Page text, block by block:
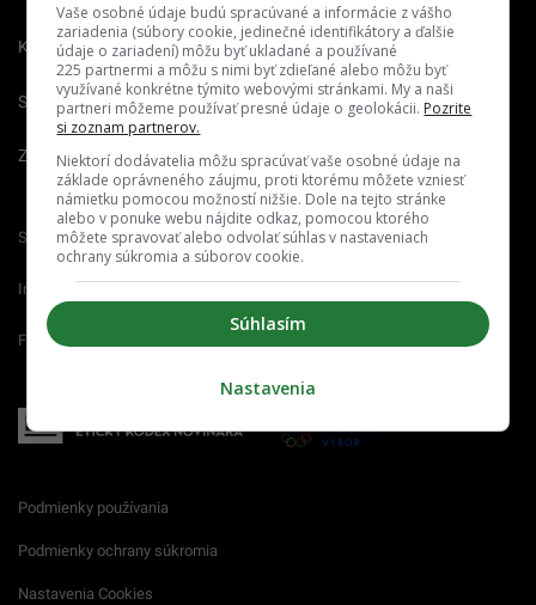
Kariéra
Spravovať notifikácie
Zrušiť predplatné
Startitup.sk Fontech.sk Odzadu.sk
Interez.sk Emefka.sk Receptik.sk
Femm.sk
Podmienky používania
Podmienky ochrany súkromia
Nastavenia Cookies
Vaše osobné údaje budú spracúvané a informácie z vášho
zariadenia (súbory cookie, jedinečné identifikátory a ďalšie
údaje o zariadení) môžu byť ukladané a používané
225 partnermi a môžu s nimi byť zdieľané alebo môžu byť
využívané konkrétne týmito webovými stránkami. My a naši
partneri môžeme používať presné údaje o geolokácii. Pozrite
si zoznam partnerov.
Niektorí dodávatelia môžu spracúvať vaše osobné údaje na
základe oprávneného záujmu, proti ktorému môžete vzniesť
námietku pomocou možností nižšie. Dole na tejto stránke
alebo v ponuke webu nájdite odkaz, pomocou ktorého
môžete spravovať alebo odvolať súhlas v nastaveniach
ochrany súkromia a súborov cookie.
Súhlasím
Nastavenia